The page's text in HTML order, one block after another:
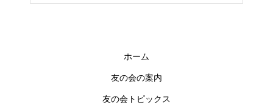
ホーム
友の会の案内
友の会トピックス